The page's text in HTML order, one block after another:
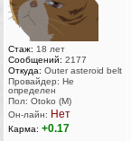
Стаж: 18 лет
Сообщений: 2177
Откуда: Outer asteroid belt
Провайдер: Не
определен
Пол: Otoko (M)
Он-лайн: Нет
Карма: +0.17